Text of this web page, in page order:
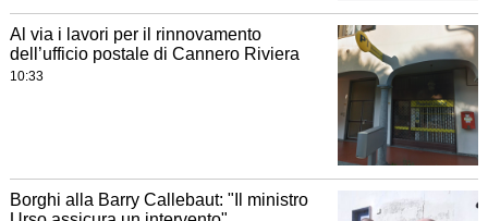
Al via i lavori per il rinnovamento
dell’ufficio postale di Cannero Riviera
10:33
Borghi alla Barry Callebaut: "Il ministro